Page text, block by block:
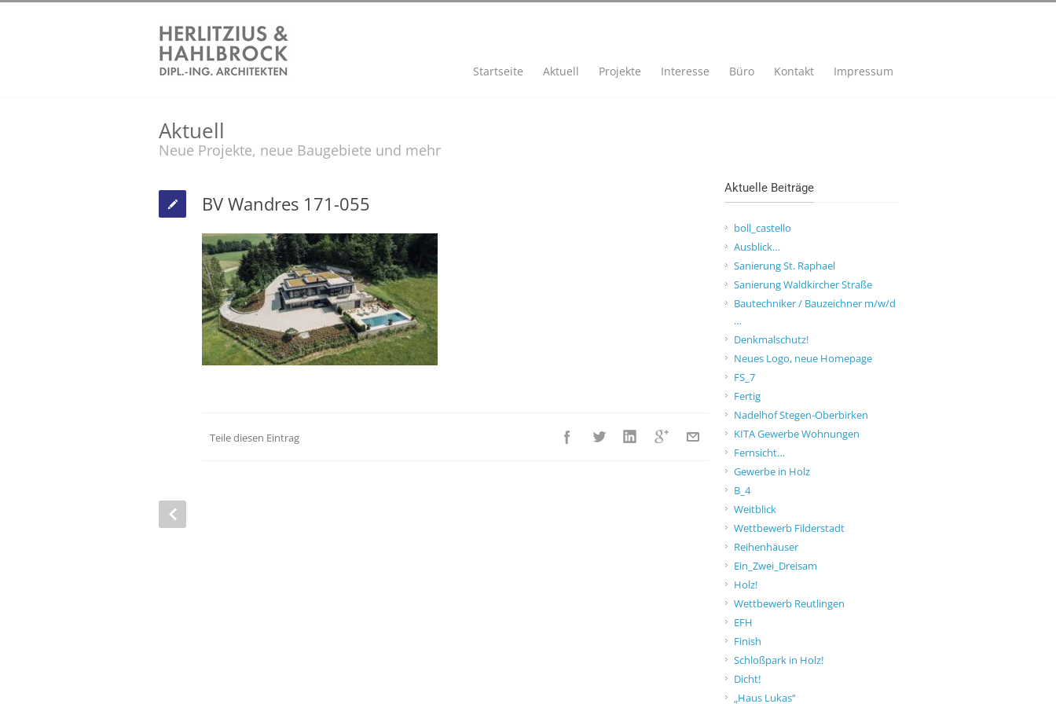
Startseite Aktuell Projekte Interesse Büro Kontakt Impressum
Aktuell
Neue Projekte, neue Baugebiete und mehr
BV Wandres 171-055
Teile diesen Eintrag
Aktuelle Beiträge
boll_castello
Ausblick…
Sanierung St. Raphael
Sanierung Waldkircher Straße
Bautechniker / Bauzeichner m/w/d
…
Denkmalschutz!
Neues Logo, neue Homepage
FS_7
Fertig
Nadelhof Stegen-Oberbirken
KITA Gewerbe Wohnungen
Fernsicht…
Gewerbe in Holz
B_4
Weitblick
Wettbewerb Filderstadt
Reihenhäuser
Ein_Zwei_Dreisam
Holz!
Wettbewerb Reutlingen
EFH
Finish
Schloßpark in Holz!
Dicht!
„Haus Lukas“